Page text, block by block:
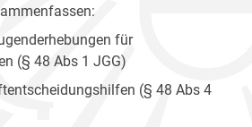
für
(§ 48 Abs 1 JGG)
(§ 48 Abs 4